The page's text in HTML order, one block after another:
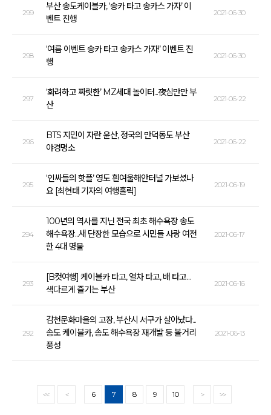
299
부산 송도케이블카, ‘송카 타고 송카스 가자’ 이
벤트 진행
2021-06-30
298
‘여름 이벤트 송카 타고 송카스 가자!’ 이벤트 진
행
2021-06-30
297
‘화려하고 짜릿한’ MZ세대 놀이터...夜심만만 부
산
2021-06-22
296
BTS 지민이 자란 윤산, 정국의 만덕동도 부산
야경명소
2021-06-22
295
‘인싸들의 핫플’ 영도 흰여울해안터널 가보셨나
요 [최현태 기자의 여행홀릭]
2021-06-19
294
100년의 역사를 지닌 전국 최초 해수욕장 송도
해수욕장...새 단장한 모습으로 시민들 사랑 여전
한 4대 명물
2021-06-17
293
[B컷여행] 케이블카 타고, 열차 타고, 배 타고…
색다르게 즐기는 부산
2021-06-16
292
감천문화마을의 고장, 부산시 서구가 살아났다...
송도 케이블카, 송도 해수욕장 재개발 등 볼거리
풍성
2021-06-13
<< < 6 7 8 9 10 > >>